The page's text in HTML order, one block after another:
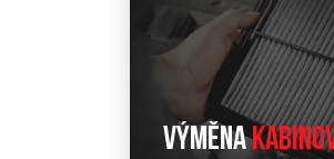
Výměna